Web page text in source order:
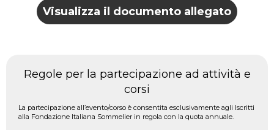
Visualizza il documento allegato
Regole per la partecipazione ad attività e
corsi
La partecipazione all’evento/corso è consentita esclusivamente agli Iscritti
alla Fondazione Italiana Sommelier in regola con la quota annuale.